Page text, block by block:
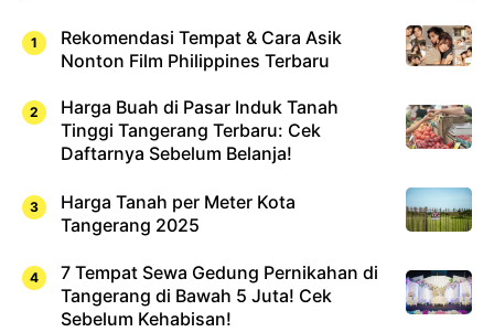
Rekomendasi Tempat & Cara Asik
Nonton Film Philippines Terbaru
Harga Buah di Pasar Induk Tanah
Tinggi Tangerang Terbaru: Cek
Daftarnya Sebelum Belanja!
Harga Tanah per Meter Kota
Tangerang 2025
7 Tempat Sewa Gedung Pernikahan di
Tangerang di Bawah 5 Juta! Cek
Sebelum Kehabisan!